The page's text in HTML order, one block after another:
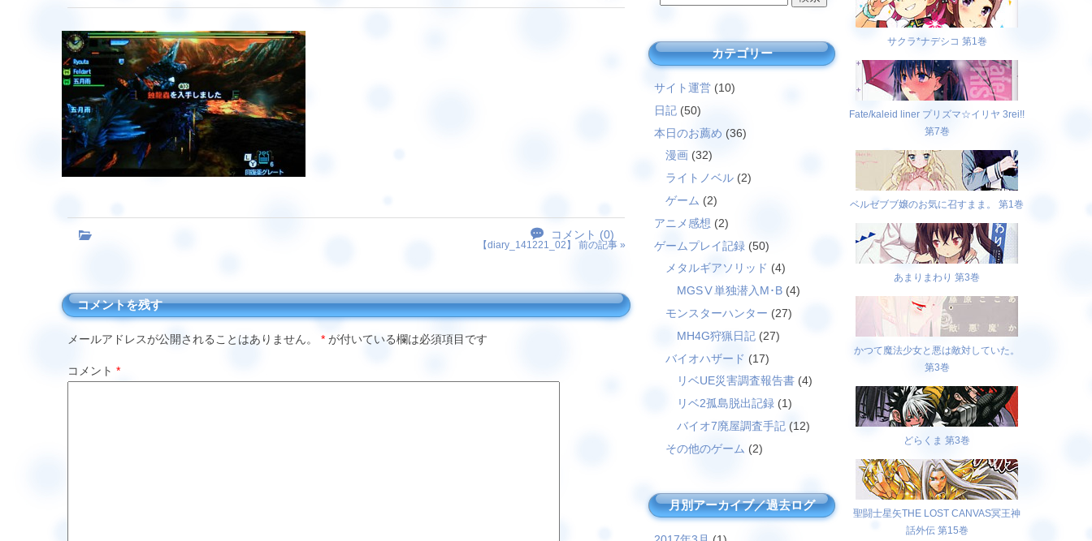
コメント (0)
【diary_141221_02 】 前の記事 »
コメントを残す
メールアドレスが公開されることはありません。 * が付いている欄は必須項目です
コメント *
カテゴリー
サイト運営 (10)
日記 (50)
本日のお薦め (36)
漫画 (32)
ライトノベル (2)
ゲーム (2)
アニメ感想 (2)
ゲームプレイ記録 (50)
メタルギアソリッド (4)
MGSⅤ単独潜入M･B (4)
モンスターハンター (27)
MH4G狩猟日記 (27)
バイオハザード (17)
リベUE災害調査報告書 (4)
リベ2孤島脱出記録 (1)
バイオ7廃屋調査手記 (12)
その他のゲーム (2)
月別アーカイブ／過去ログ
サクラ*ナデシコ 第1巻
Fate/kaleid liner プリズマ☆イリヤ 3rei!!
第7巻
ベルゼブブ嬢のお気に召すまま。 第1巻
あまりまわり 第3巻
かつて魔法少女と悪は敵対していた。
第3巻
どらくま 第3巻
聖闘士星矢THE LOST CANVAS冥王神
話外伝 第15巻